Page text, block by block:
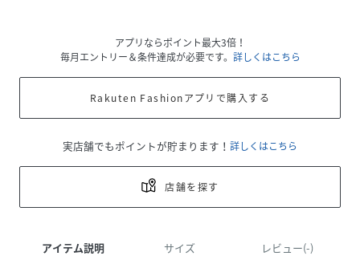
アプリならポイント最大3倍！
毎月エントリー＆条件達成が必要です。 詳しくはこちら
Rakuten Fashionアプリで購入する
実店舗でもポイントが貯まります！ 詳しくはこちら
店舗を探す
アイテム説明 サイズ レビュー(-)